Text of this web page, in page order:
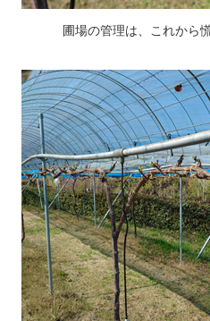
圃場の管理は、これから